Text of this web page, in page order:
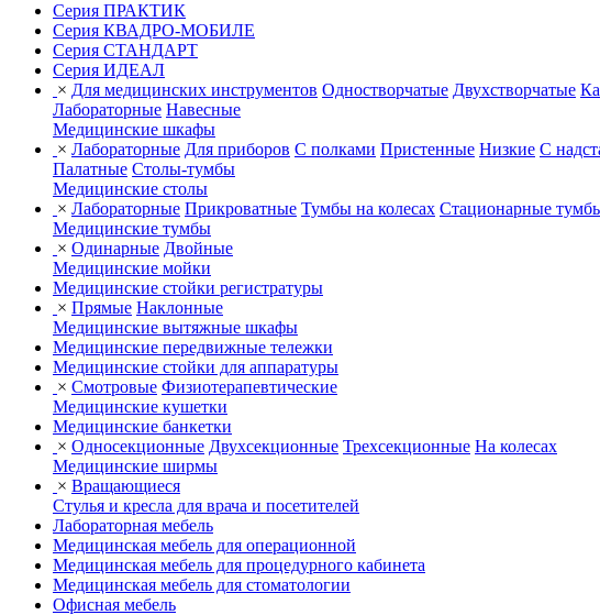
Серия ПРАКТИК
Серия КВАДРО-МОБИЛЕ
Серия СТАНДАРТ
Серия ИДЕАЛ
× Для медицинских инструментов Одностворчатые Двухстворчатые
Лабораторные Навесные
Медицинские шкафы
× Лабораторные Для приборов С полками Пристенные Низкие С
Палатные Столы-тумбы
Медицинские столы
× Лабораторные Прикроватные Тумбы на колесах Стационарные
Медицинские тумбы
× Одинарные Двойные
Медицинские мойки
Медицинские стойки регистратуры
× Прямые Наклонные
Медицинские вытяжные шкафы
Медицинские передвижные тележки
Медицинские стойки для аппаратуры
× Смотровые Физиотерапевтические
Медицинские кушетки
Медицинские банкетки
× Односекционные Двухсекционные Трехсекционные На колесах
Медицинские ширмы
× Вращающиеся
Стулья и кресла для врача и посетителей
Лабораторная мебель
Медицинская мебель для операционной
Медицинская мебель для процедурного кабинета
Медицинская мебель для стоматологии
Офисная мебель